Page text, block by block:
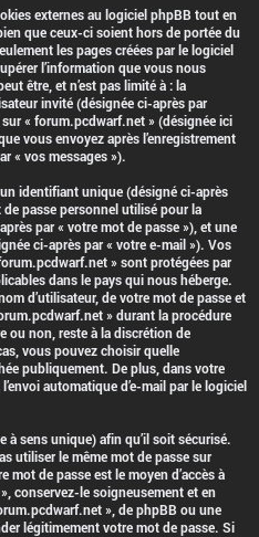
externes au logiciel phpBB tout en
que ceux-ci soient hors de portée du
les pages créées par le logiciel
l’information que vous nous
être, et n’est pas limité à : la
invité (désignée ci-après par
« forum.pcdwarf.net » (désignée ici
vous envoyez après l’enregistrement
« vos messages »).
identifiant unique (désigné ci-après
passe personnel utilisé pour la
par « votre mot de passe »), et une
ci-après par « votre e-mail »). Vos
» sont protégées par
dans le pays qui nous héberge.
d’utilisateur, de votre mot de passe et
» durant la procédure
ou non, reste à la discrétion de
vous pouvez choisir quelle
publiquement. De plus, dans votre
automatique d’e-mail par le logiciel
à sens unique) afin qu’il soit sécurisé.
utiliser le même mot de passe sur
de passe est le moyen d’accès à
conservez-le soigneusement et en
», de phpBB ou une
légitimement votre mot de passe. Si